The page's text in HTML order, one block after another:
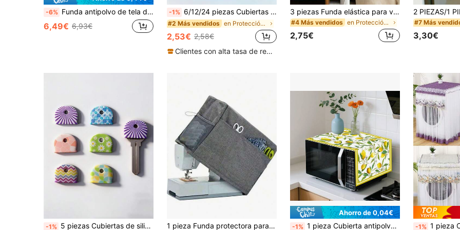
-6% Funda antipolvo de tela de encaje para freidora de aire y arrocera, funda antipolvo multifuncional de cocina
6,49€ 6,93€
-1% 6/12/24 piezas Cubiertas elásticas de silicona con flores de colores para identificar llaves - Fundas con forma de flor para reconocimiento fácil, surtido de colores aleatorios - Ideal para hermanas y amigas, regalo perfecto para el Día de San Valentín/Día de la Madre/Cumpleaños
#2 Más vendidos en Protección contra el moho y la humedad para cli
2,53€ 2,58€
Clientes con alta tasa de repetición
3 piezas Funda elástica para ventilador, se adapta a la mayoría de los tamaños de ventilador (diámetro máximo 35CM), protector de ventilador a prueba de polvo lavable y reutilizable, adecuado para ventiladores eléctricos de pie y de escritorio, almacenamiento y organización del hogar
#4 Más vendidos en Protección contra el moho y la humedad para cli
2,75€
#7 Más
3,30€
-1% 5 piezas Cubiertas de silicona antideslizante con estampado floral - Identificadores de llaves duraderos y antideslizantes para el hogar, la oficina y las llaves de la puerta - Necesidades diarias esenciales, adecuados para la familia y los compañeros de cuarto, ordenados y organizados, excelente opción de regalo
#1 Más vendidos
en regalos para mujer Fundas antipolvo
1 pieza Funda protectora para máquina de coser, tela protectora con bolsillo lateral conveniente y asa resistente, se adapta a la mayoría de máquinas y accesorios estándar, bolsa de almacenamiento, organización
Ahorro de 0,04€
-1% 1 pieza Cubierta antipolvo para microondas de verano con diseño de fresa/limón, Cubierta antipolvo para microondas con estilo de frutas de verano, Paño antipolvo de decoración de cocina de verano con diseño de fresa/limón -1% 1 pieza Cubierta de lavadora con borde de encaje, diseño de